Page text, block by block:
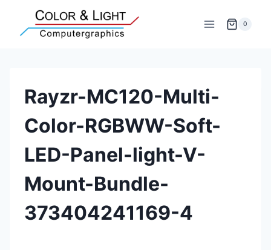
springen
0
Rayzr-MC120-Multi-
Color-RGBWW-Soft-
LED-Panel-light-V-
Mount-Bundle-
373404241169-4